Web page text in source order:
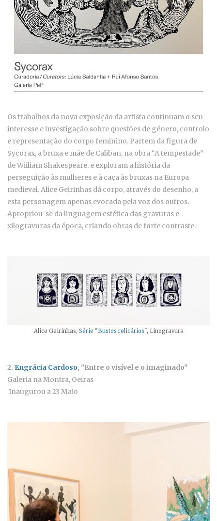
Os trabalhos da nova exposição da artista continuam o seu
interesse e investigação sobre questões de género, controlo
e representação do corpo feminino. Partem da figura de
Sycorax, a bruxa e mãe de Caliban, na obra “A tempestade”
de Wiiliam Shakespeare, e exploram a história da
perseguição às mulheres e à caça às bruxas na Europa
medieval. Alice Geirinhas dá corpo, através do desenho, a
esta personagem apenas evocada pela voz dos outros.
Apropriou-se da linguagem estética das gravuras e
xilogravuras da época, criando obras de forte contraste.
Alice Geirinhas, Série "Bustos relicários", Linogravura
2. Engrácia Cardoso, "Entre o visível e o imaginado"
Galeria na Montra, Oeiras
Inaugurou a 23 Maio